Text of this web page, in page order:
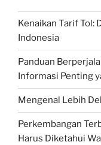
Kenaikan Tarif Tol:
Indonesia
Panduan
Informasi Penting
Mengenal Lebih
Perkembangan
Harus Diketahui